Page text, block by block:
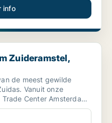
info
Amsterdam
Zuideramstel,
de meest gewilde
Vanuit onze
Center Amsterdam